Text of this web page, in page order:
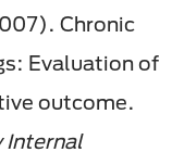
Chronic
Evaluation of
outcome.
Internal